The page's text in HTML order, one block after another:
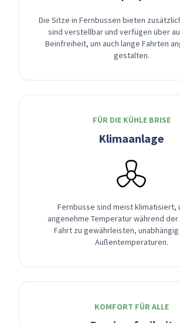
Die Sitze in Fernbussen bieten
sind verstellbar und verfügen über
Beinfreiheit, um auch lange Fahrten
gestalten.
FÜR DIE KÜHLE BRISE
Klimaanlage
Fernbusse sind meist klimatisiert,
angenehme Temperatur während
Fahrt zu gewährleisten,
Außentemperaturen.
KOMFORT FÜR ALLE